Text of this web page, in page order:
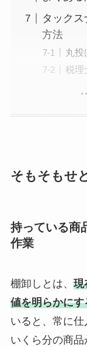
タック
方法
丸投
税理
そもそもせ
持っている商
作業
棚卸しとは、 現
値を明らかにす
いると、常に
いくら分の商